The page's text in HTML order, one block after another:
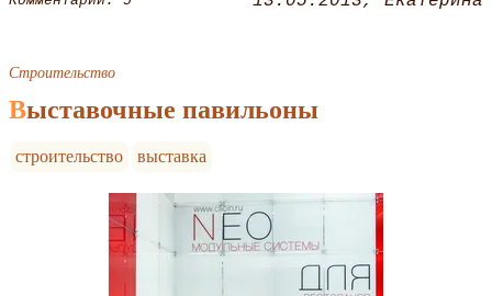
Строительство
Выставочные павильоны
строительство выставка